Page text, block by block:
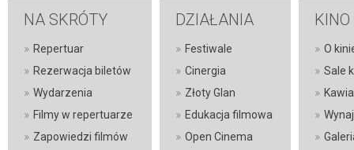
NA SKRÓTY
» Repertuar
» Rezerwacja biletów
» Wydarzenia
» Filmy w repertuarze
» Zapowiedzi filmów
DZIAŁANIA
» Festiwale
» Cinergia
» Złoty Glan
» Edukacja filmowa
» Open Cinema
KINO
» O
» Sale
»
»
»